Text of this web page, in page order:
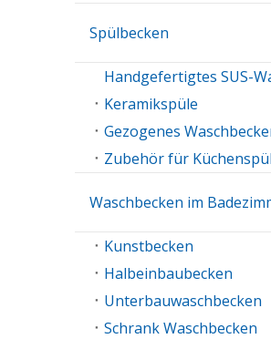
Spülbecken
Keramikspüle
Gezogenes
Zubehör für
Waschbecken im
Kunstbecken
Halbeinbaubecken
Unterbauwaschbecken
Schrank Waschbecken